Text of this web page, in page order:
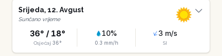
Srijeda, 12. Avgust
Sunčano vrijeme
36° / 18°
Osjećaj 36°
10%
0.3 mm/h
3 m/s
SI